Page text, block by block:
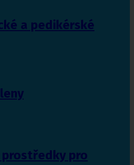
a pedikérské
pro